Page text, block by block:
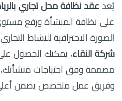
يُعد عقد نظافة محل تجاري
على نظافة المنشأة ورفع
الصورة الاحترافية للنشاط
شركة النقاء، يمكنك الحصول
مصممة وفق احتياجات
وفريق عمل متخصص يضمن